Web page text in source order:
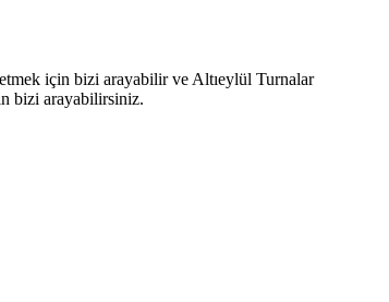
için bizi arayabilir ve Altıeylül Turnalar
bizi arayabilirsiniz.